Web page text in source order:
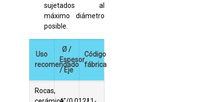
sujetados al
máximo diámetro
posible.
Uso
recomendado
Ø /
Espesor
/ Eje
Código
fábrica
Rocas,